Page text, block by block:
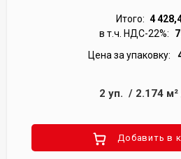
Итого: 4
в т.ч. НДС-22%:
Цена за упаковку:
2 уп. / 2.174 м²
Добавить в